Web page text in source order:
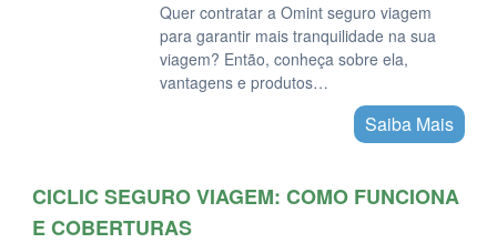
Quer contratar a Omint seguro viagem
para garantir mais tranquilidade na sua
viagem? Então, conheça sobre ela,
vantagens e produtos…
Saiba Mais
CICLIC SEGURO VIAGEM: COMO FUNCIONA
E COBERTURAS